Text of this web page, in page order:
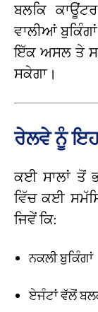
ਬਲਕਿ
ਵਾਲੀਆਂ
ਇੱਕ ਅਸਲ ਤੇ
ਸਕੇਗਾ।
ਰੇਲਵੇ ਨੂੰ
ਕਈ ਸਾਲਾਂ ਤੋਂ
ਵਿੱਚ ਕਈ
ਜਿਵੇਂ ਕਿ:
ਨਕਲੀ ਬੁਕਿੰਗਾਂ
ਏਜੰਟਾਂ ਵੱਲੋਂ